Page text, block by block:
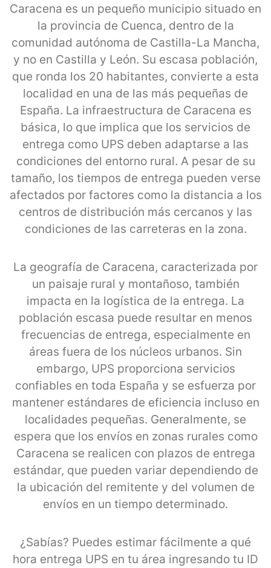
Caracena es un pequeño municipio situado en
la provincia de Cuenca, dentro de la
comunidad autónoma de Castilla-La Mancha,
y no en Castilla y León. Su escasa población,
que ronda los 20 habitantes, convierte a esta
localidad en una de las más pequeñas de
España. La infraestructura de Caracena es
básica, lo que implica que los servicios de
entrega como UPS deben adaptarse a las
condiciones del entorno rural. A pesar de su
tamaño, los tiempos de entrega pueden verse
afectados por factores como la distancia a los
centros de distribución más cercanos y las
condiciones de las carreteras en la zona.
La geografía de Caracena, caracterizada por
un paisaje rural y montañoso, también
impacta en la logística de la entrega. La
población escasa puede resultar en menos
frecuencias de entrega, especialmente en
áreas fuera de los núcleos urbanos. Sin
embargo, UPS proporciona servicios
confiables en toda España y se esfuerza por
mantener estándares de eficiencia incluso en
localidades pequeñas. Generalmente, se
espera que los envíos en zonas rurales como
Caracena se realicen con plazos de entrega
estándar, que pueden variar dependiendo de
la ubicación del remitente y del volumen de
envíos en un tiempo determinado.
¿Sabías? Puedes estimar fácilmente a qué
hora entrega UPS en tu área ingresando tu ID